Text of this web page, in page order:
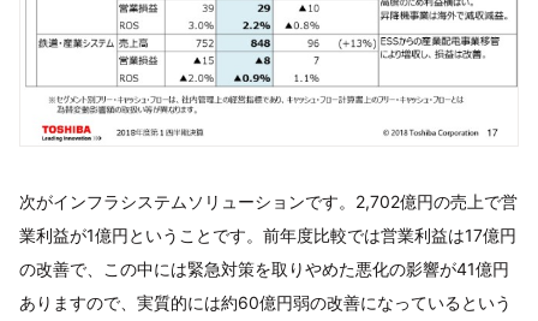
次がインフラシステムソリューションです。2,702億円の売上で営
業利益が1億円ということです。前年度比較では営業利益は17億円
の改善で、この中には緊急対策を取りやめた悪化の影響が41億円
ありますので、実質的には約60億円弱の改善になっているという